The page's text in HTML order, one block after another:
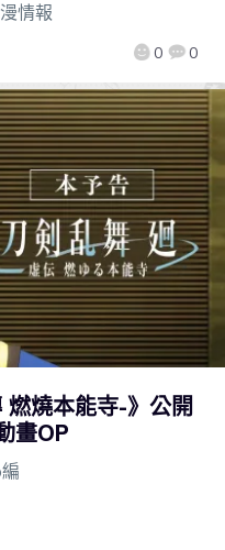
0 0
情報
燒本能寺-》公開
畫OP